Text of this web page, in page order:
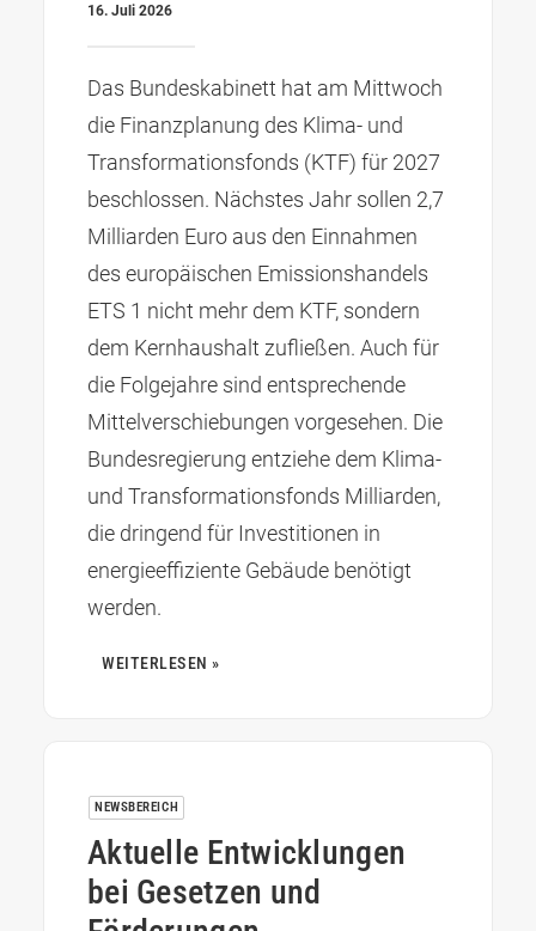
16. Juli 2026
Das Bundeskabinett hat am Mittwoch
die Finanzplanung des Klima- und
Transformationsfonds (KTF) für 2027
beschlossen. Nächstes Jahr sollen 2,7
Milliarden Euro aus den Einnahmen
des europäischen Emissionshandels
ETS 1 nicht mehr dem KTF, sondern
dem Kernhaushalt zufließen. Auch für
die Folgejahre sind entsprechende
Mittelverschiebungen vorgesehen. Die
Bundesregierung entziehe dem Klima-
und Transformationsfonds Milliarden,
die dringend für Investitionen in
energieeffiziente Gebäude benötigt
werden.
WEITERLESEN »
NEWSBEREICH
Aktuelle Entwicklungen
bei Gesetzen und